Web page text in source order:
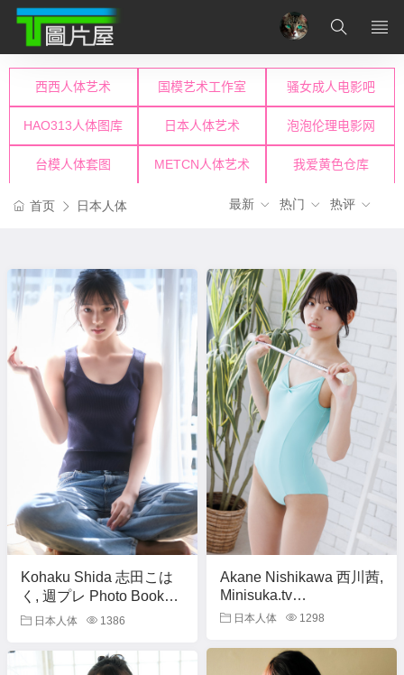
首页 日本人体 最新 热门 热评
Kohaku Shida 志田こは
く, 週プレ Photo Book
「琥珀色の時」 Set.01
日本人体 1386
Akane Nishikawa 西川茜,
Minisuka.tv
日本人体 1298